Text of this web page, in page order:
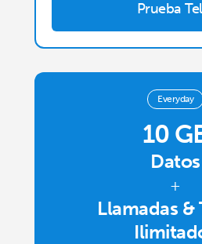
Prueba
Everyday
10
Datos
+
Llamadas &